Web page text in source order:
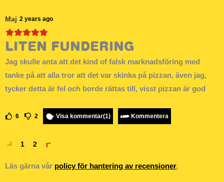
Maj 2 years ago
LITEN FUNDERING
Jag skulle anta att det kind of falsk marknadsföring med
tanke på att alla tror att det var skinka på pizzan, även jag,
tycker detta är fel och borde rättas till, visst pizzan är god
6 2 Visa kommentar(1) Kommentera
1 2
Läs gärna vår policy för hantering av recensioner.